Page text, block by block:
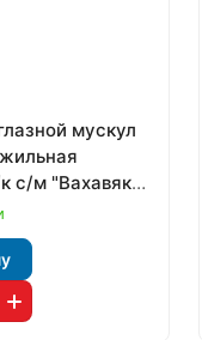
мускул
с/м "Вахавяк